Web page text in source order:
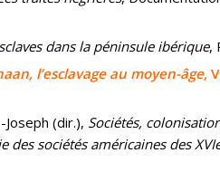
dans la péninsule ibérique,
l’esclavage au moyen-âge,
Joseph (dir.), Sociétés,
sociétés américaines des